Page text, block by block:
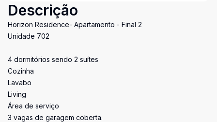
Descrição
Horizon Residence- Apartamento - Final 2
Unidade 702
4 dormitórios sendo 2 suítes
Cozinha
Lavabo
Living
Área de serviço
3 vagas de garagem coberta.